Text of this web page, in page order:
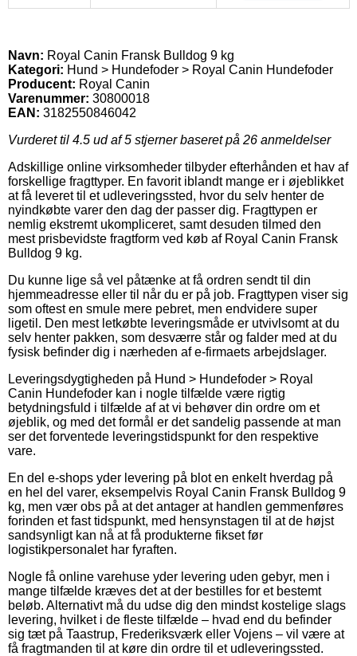
Navn: Royal Canin Fransk Bulldog 9 kg
Kategori: Hund > Hundefoder > Royal Canin Hundefoder
Producent: Royal Canin
Varenummer: 30800018
EAN: 3182550846042
Vurderet til 4.5 ud af 5 stjerner baseret på 26 anmeldelser
Adskillige online virksomheder tilbyder efterhånden et hav af
forskellige fragttyper. En favorit iblandt mange er i øjeblikket
at få leveret til et udleveringssted, hvor du selv henter de
nyindkøbte varer den dag der passer dig. Fragttypen er
nemlig ekstremt ukompliceret, samt desuden tilmed den
mest prisbevidste fragtform ved køb af Royal Canin Fransk
Bulldog 9 kg.
Du kunne lige så vel påtænke at få ordren sendt til din
hjemmeadresse eller til når du er på job. Fragttypen viser sig
som oftest en smule mere pebret, men endvidere super
ligetil. Den mest letkøbte leveringsmåde er utvivlsomt at du
selv henter pakken, som desværre står og falder med at du
fysisk befinder dig i nærheden af e-firmaets arbejdslager.
Leveringsdygtigheden på Hund > Hundefoder > Royal
Canin Hundefoder kan i nogle tilfælde være rigtig
betydningsfuld i tilfælde af at vi behøver din ordre om et
øjeblik, og med det formål er det sandelig passende at man
ser det forventede leveringstidspunkt for den respektive
vare.
En del e-shops yder levering på blot en enkelt hverdag på
en hel del varer, eksempelvis Royal Canin Fransk Bulldog 9
kg, men vær obs på at det antager at handlen gemmenføres
forinden et fast tidspunkt, med hensynstagen til at de højst
sandsynligt kan nå at få produkterne fikset før
logistikpersonalet har fyraften.
Nogle få online varehuse yder levering uden gebyr, men i
mange tilfælde kræves det at der bestilles for et bestemt
beløb. Alternativt må du udse dig den mindst kostelige slags
levering, hvilket i de fleste tilfælde – hvad end du befinder
sig tæt på Taastrup, Frederiksværk eller Vojens – vil være at
få fragtmanden til at køre din ordre til et udleveringssted.